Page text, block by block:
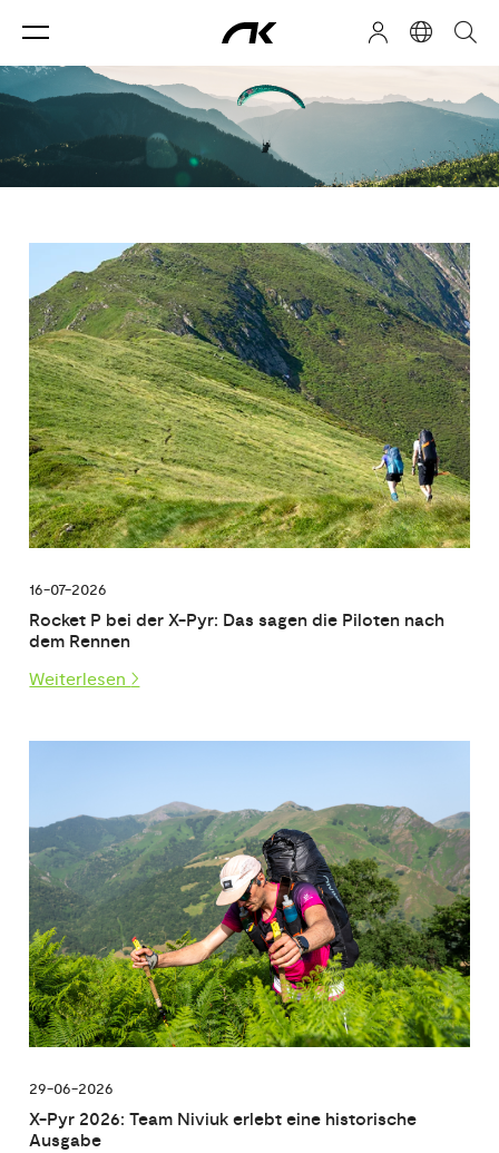
16-07-2026
Rocket P bei der X-Pyr: Das sagen die Piloten nach
dem Rennen
Weiterlesen
29-06-2026
X-Pyr 2026: Team Niviuk erlebt eine historische
Ausgabe